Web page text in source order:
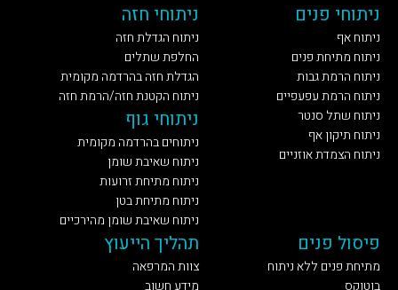
ניתוחי פנים
ניתוח אף
ניתוח מתיחת פנים
ניתוח הרמת גבות
ניתוח הרמת עפעפיים
ניתוח שתל סנטר
ניתוח תיקון אף
ניתוח הצמדת אוזניים
ניתוחי חזה
ניתוח הגדלת חזה
החלפת שתלים
הגדלת חזה בהרדמה מקומית
ניתוח הקטנת חזה/הרמת חזה
ניתוחי גוף
ניתוחים בהרדמה מקומית
ניתוח שאיבת שומן
ניתוח מתיחת זרועות
ניתוח מתיחת בטן
ניתוח שאיבת שומן מהירכיים
פיסול פנים
מתיחת פנים ללא ניתוח
בוטוקס
תהליך הייעוץ
צוות המרפאה
מידע חשוב